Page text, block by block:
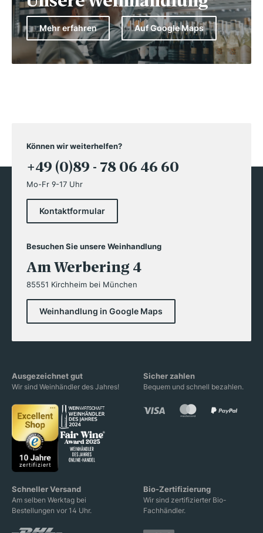
Mehr erfahren Auf Google Maps
Können wir weiterhelfen?
+49 (0)89 - 78 06 46 60
Mo-Fr 9-17 Uhr
Kontaktformular
Besuchen Sie unsere Weinhandlung
Am Werbering 4
85551 Kirchheim bei München
Weinhandlung in Google Maps
Ausgezeichnet gut
Wir sind Weinhändler des Jahres!
Sicher zahlen
Bequem und schnell bezahlen.
Schneller Versand
Am selben Werktag bei
Bestellungen vor 14 Uhr.
Bio-Zertifizierung
Wir sind zertifizierter Bio-
Fachhändler.